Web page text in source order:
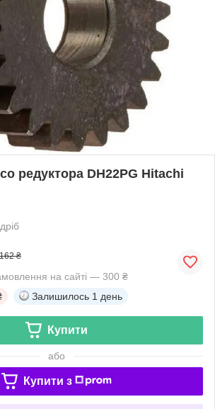
редуктора DH22PG Hitachi
162 ₴
на сайті — 300 ₴
Залишилось 1 день
Купити
або
Купити з